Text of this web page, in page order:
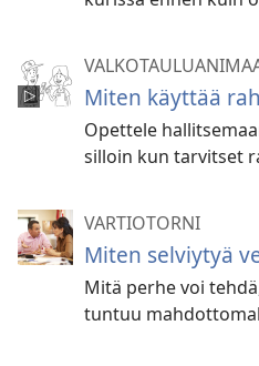
Miten käyttää
Opettele
silloin kun tarvitset
VARTIOTORNI
Miten selviytyä
Mitä perhe voi
tuntuu